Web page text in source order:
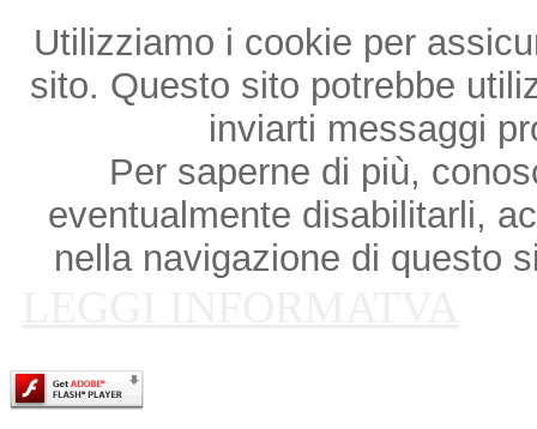
Utilizziamo i cookie per
sito. Questo sito potrebbe
inviarti messaggi
Per saperne di più,
eventualmente disabilitarli,
nella navigazione di questo